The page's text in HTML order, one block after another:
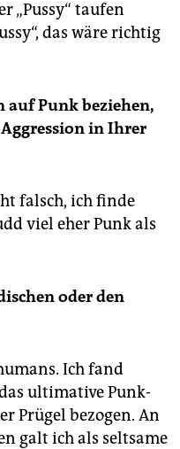
„Pussy“ taufen
das wäre richtig
auf Punk beziehen,
in Ihrer
falsch, ich finde
viel eher Punk als
oder den
Ich fand
ultimative Punk-
Prügel bezogen. An
galt ich als seltsame